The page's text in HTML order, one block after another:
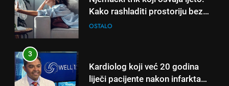
Kako rashladiti prostoriju bez
klime i velikih računa za struju!
OSTALO
3
Kardiolog koji već 20 godina
liječi pacijente nakon infarkta